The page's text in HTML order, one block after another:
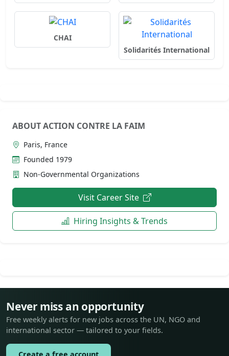
CHAI
Solidarités International
ABOUT ACTION CONTRE LA FAIM
Paris, France
Founded 1979
Non-Governmental Organizations
Visit Career Site
Hiring Insights & Trends
Never miss an opportunity
Free weekly alerts for new jobs across the UN, NGO and
international sector — tailored to your fields.